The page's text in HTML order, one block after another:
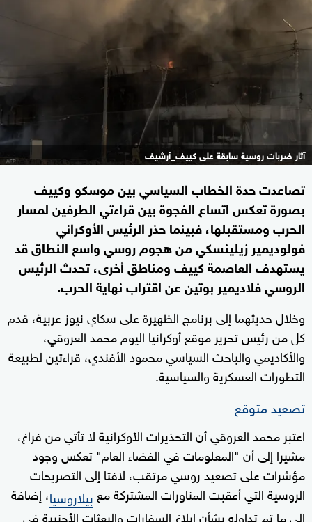
آثار ضربات روسية سابقة على كييف_أرشيف
تصاعدت حدة الخطاب السياسي بين موسكو وكييف
بصورة تعكس اتساع الفجوة بين قراءتي الطرفين لمسار
الحرب ومستقبلها، فبينما حذر الرئيس الأوكراني
فولوديمير زيلينسكي من هجوم روسي واسع النطاق قد
يستهدف العاصمة كييف ومناطق أخرى، تحدث الرئيس
الروسي فلاديمير بوتين عن اقتراب نهاية الحرب.
وخلال حديثهما إلى برنامج الظهيرة على سكاي نيوز عربية، قدم
كل من رئيس تحرير موقع أوكرانيا اليوم محمد العروقي،
والأكاديمي والباحث السياسي محمود الأفندي، قراءتين لطبيعة
التطورات العسكرية والسياسية.
تصعيد متوقع
اعتبر محمد العروقي أن التحذيرات الأوكرانية لا تأتي من فراغ،
مشيرا إلى أن "المعلومات في الفضاء العام" تعكس وجود
مؤشرات على تصعيد روسي مرتقب، لافتا إلى التصريحات
الروسية التي أعقبت المناورات المشتركة معبيلاروسيا، إضافة
إلى ما تم تداوله بشأن إبلاغ السفارات والبعثات الأجنبية في